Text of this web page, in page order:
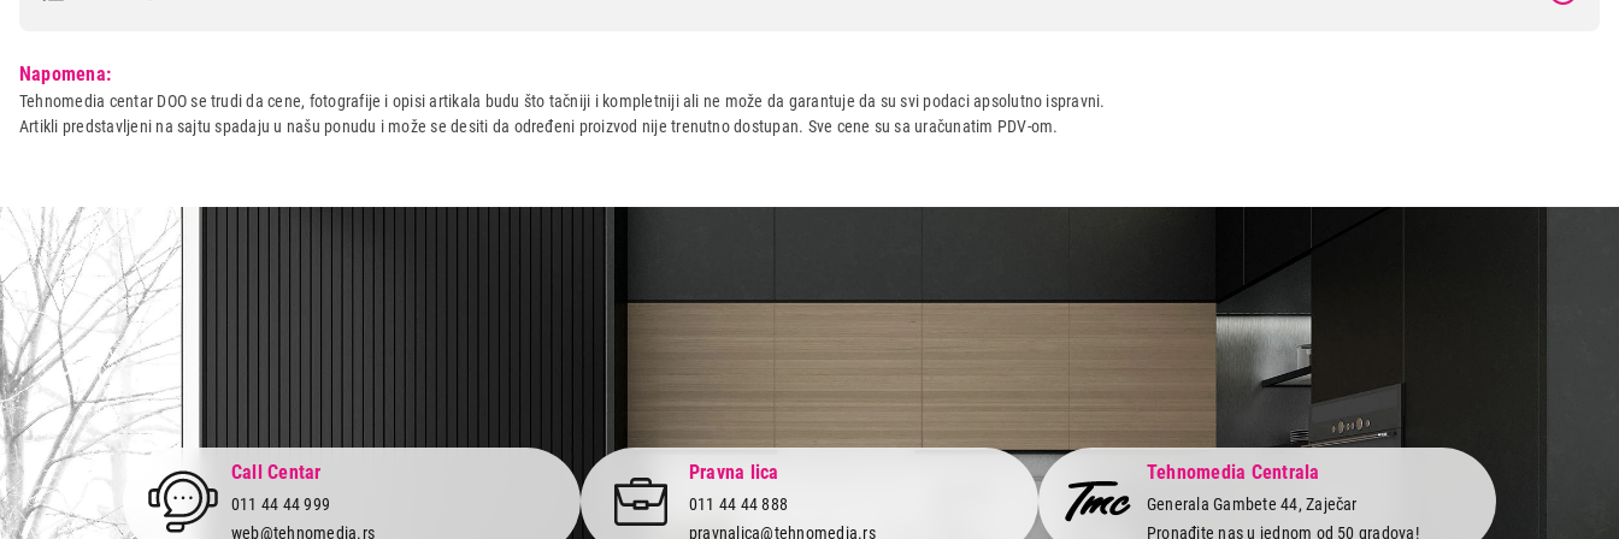
Naziv i vrsta robe:
MASAZER
Uvoznik:
CTC - UNIT d.o.o.
Napomena:
Tehnomedia centar DOO se trudi da cene, fotografije i opisi artikala budu što tačniji i kompletniji ali ne može da garantuje da su svi podaci apsolutno ispravni.
Artikli predstavljeni na sajtu spadaju u našu ponudu i može se desiti da određeni proizvod nije trenutno dostupan. Sve cene su sa uračunatim PDV-om.
Call Centar
011 44 44 999
web@tehnomedia.rs
Pravna lica
011 44 44 888
pravnalica@tehnomedia.rs
Tehnomedia Centrala
Generala Gambete 44, Zaječar
Pronađite nas u jednom od 50 gradova!